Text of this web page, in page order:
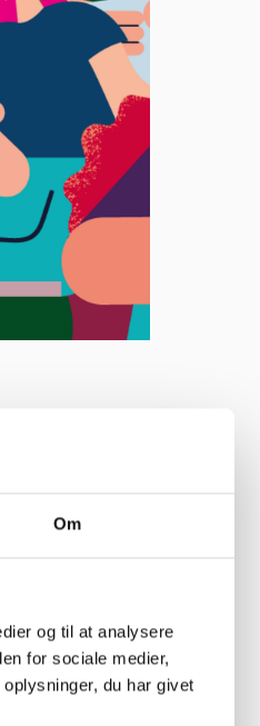
Om
og til at analysere
for sociale medier,
du har givet
-